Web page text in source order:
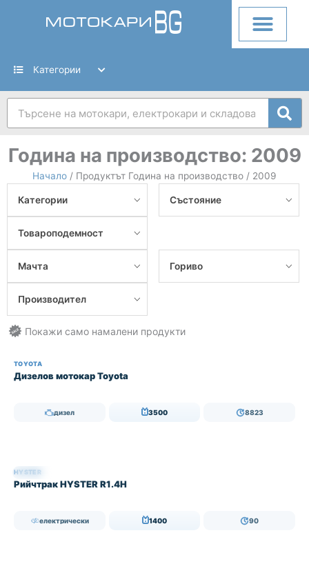
Категории
Година на производство: 2009
Начало / Продуктът Година на производство / 2009
Категории Състояние
Товароподемност
Мачта Гориво
Производител
TOYOTA
Дизелов мотокар Toyota
дизел 3500 8823
НАЛИЧЕН
HYSTER
Рийчтрак HYSTER R1.4H
електрически 1400 90